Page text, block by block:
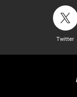
Twitter